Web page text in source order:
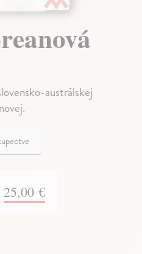
austrálskej
25,00 €